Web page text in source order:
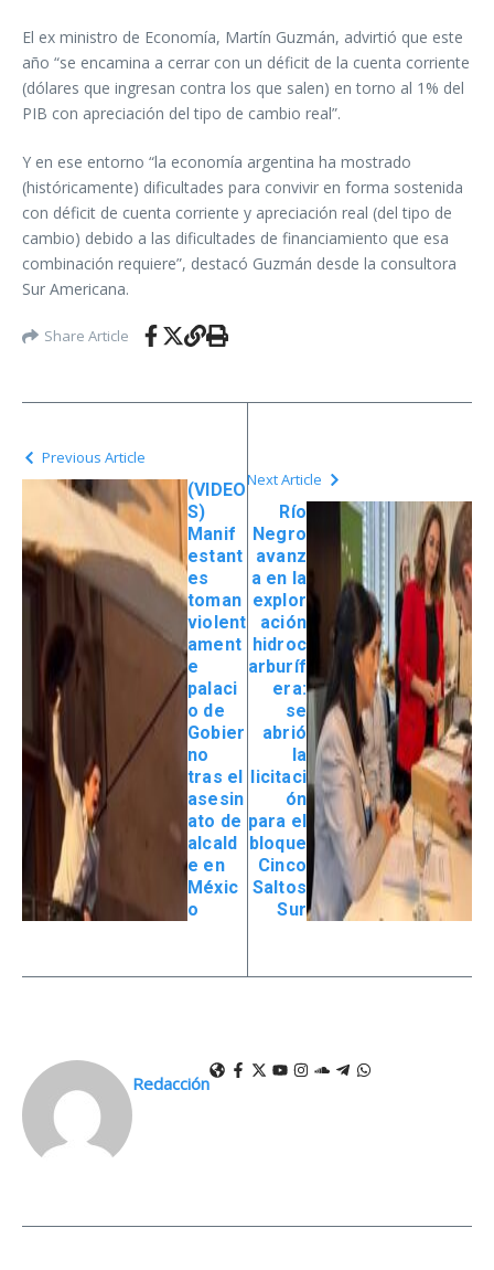
El ex ministro de Economía, Martín Guzmán, advirtió que este
año “se encamina a cerrar con un déficit de la cuenta corriente
(dólares que ingresan contra los que salen) en torno al 1% del
PIB con apreciación del tipo de cambio real”.
Y en ese entorno “la economía argentina ha mostrado
(históricamente) dificultades para convivir en forma sostenida
con déficit de cuenta corriente y apreciación real (del tipo de
cambio) debido a las dificultades de financiamiento que esa
combinación requiere”, destacó Guzmán desde la consultora
Sur Americana.
Share Article
Previous Article
(VIDEO
S)
Manif
estant
es
toman
violent
ament
e
palaci
o de
Gobier
no
tras el
asesin
ato de
alcald
e en
Méxic
o
Next Article
Río
Negro
avanz
a en la
explor
ación
hidroc
arburíf
era:
se
abrió
la
licitaci
ón
para el
bloque
Cinco
Saltos
Sur
Redacción